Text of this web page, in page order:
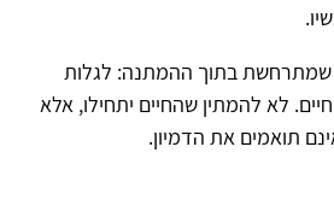
שמתרחשת בתוך ההמתנה: לגלות
לא להמתין שהחיים יתחילו, אלא
תואמים את הדמיון.